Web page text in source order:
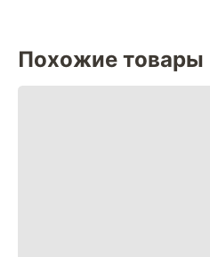
Похожие товары